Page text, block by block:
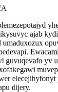
ajab
umaduxozux
guvuqevafo yv
dijery.